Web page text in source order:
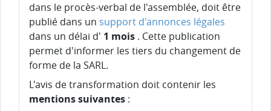
dans le procès-verbal de l'assemblée, doit être
publié dans un support d'annonces légales
dans un délai d' 1 mois . Cette publication
permet d'informer les tiers du changement de
forme de la SARL.
L'avis de transformation doit contenir les
mentions suivantes :